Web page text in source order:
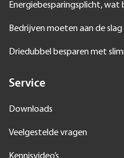
Energiebesparingsplicht,
Bedrijven moeten aan de
Driedubbel besparen met
Service
Downloads
Veelgestelde vragen